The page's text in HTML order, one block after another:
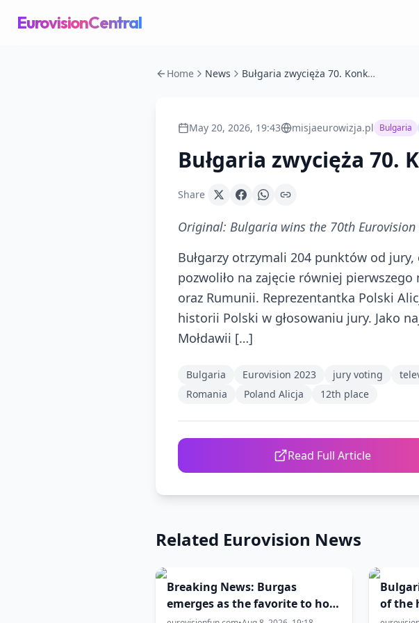
EurovisionCentral
Home News Bułgaria zwycięża 70. Konkurs Piosenki Eurowizji
May 20, 2026, 19:43 misjaeurowizja.pl Bulgaria
Bułgaria zwycięża 70.
Share
Original: Bulgaria wins the 70th Eurovision
Bułgarzy otrzymali 204 punktów od jury,
pozwoliło na zajęcie równiej
oraz Rumunii. Reprezentantka Polski
historii Polski w głosowaniu jury. Jako
Mołdawii […]
Bulgaria Eurovision 2023 jury voting
Romania
Poland Alicja 12th place
Read Full Article
Related Eurovision News
Breaking News: Burgas
emerges as the favorite to host
of the